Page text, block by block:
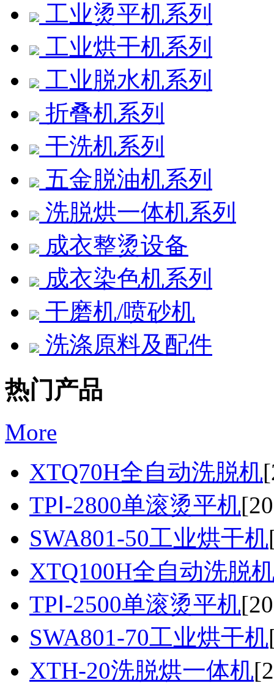
工业烫平机系列
工业烘干机系列
工业脱水机系列
折叠机系列
干洗机系列
五金脱油机系列
洗脱烘一体机系列
成衣整烫设备
成衣染色机系列
干磨机/喷砂机
洗涤原料及配件
热门产品
More
XTQ70H全自动洗脱机
TPⅠ-2800单滚烫平机
SWA801-50工业烘干机
XTQ100H全自动洗脱
TPⅠ-2500单滚烫平机
SWA801-70工业烘干机
XTH-20洗脱烘一体机